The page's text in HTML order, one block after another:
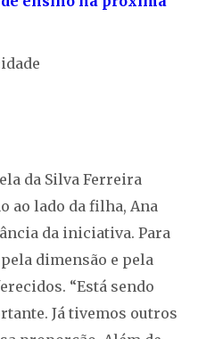
da Silva Ferreira
ao lado da filha, Ana
da iniciativa. Para
dimensão e pela
“Está sendo
Já tivemos outros